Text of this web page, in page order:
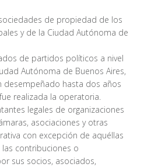
de propiedad de los
y de la Ciudad Autónoma de
de partidos políticos a nivel
Autónoma de Buenos Aires,
desempeñado hasta dos años
realizada la operatoria.
legales de organizaciones
asociaciones y otras
con excepción de aquéllas
contribuciones o
sus socios, asociados,